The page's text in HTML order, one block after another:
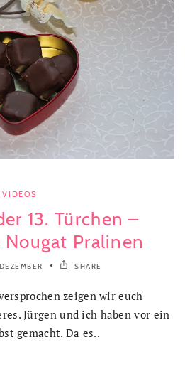
,VIDEOS
13. Türchen –
Pralinen
SHARE
zeigen wir euch
Jürgen und ich haben vor ein
gemacht. Da es..